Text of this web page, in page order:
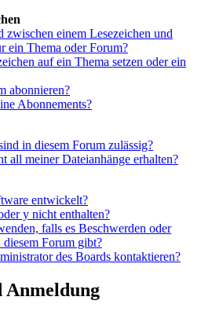
zwischen einem Lesezeichen und
ein Thema oder Forum?
auf ein Thema setzen oder ein
abonnieren?
Abonnements?
in diesem Forum zulässig?
all meiner Dateianhänge erhalten?
entwickelt?
y nicht enthalten?
falls es Beschwerden oder
Forum gibt?
des Boards kontaktieren?
Anmeldung